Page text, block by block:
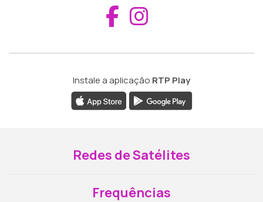
Aceder ao
Instale a aplicação RTP Play
Redes de Satélites
Frequências